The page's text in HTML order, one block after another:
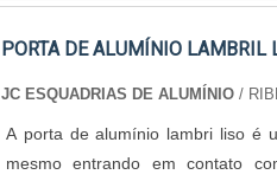
material usado na confecção a
produtos químicos, ferrugem,
atividades domiciliares, mas
segmentos, tais como:
Empreiteiras.Os locais citados
PORTA DE ALUMÍNIO LAMBRIL
JC ESQUADRIAS DE ALUMÍNIO/
A porta de alumínio lambri liso é
mesmo entrando em contato